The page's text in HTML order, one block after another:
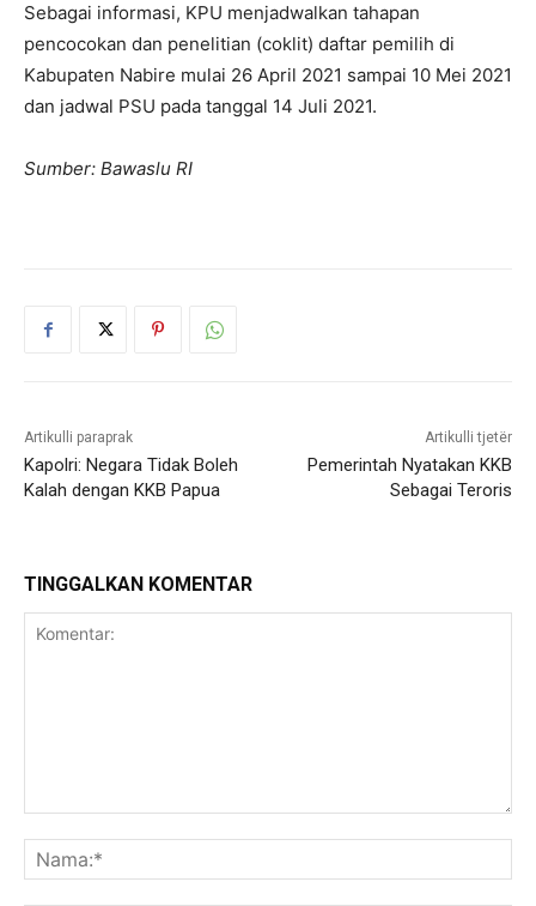
Sebagai informasi, KPU menjadwalkan tahapan
pencocokan dan penelitian (coklit) daftar pemilih di
Kabupaten Nabire mulai 26 April 2021 sampai 10 Mei 2021
dan jadwal PSU pada tanggal 14 Juli 2021.
Sumber: Bawaslu RI
Artikulli paraprak
Kapolri: Negara Tidak Boleh
Kalah dengan KKB Papua
Artikulli tjetër
Pemerintah Nyatakan KKB
Sebagai Teroris
TINGGALKAN KOMENTAR